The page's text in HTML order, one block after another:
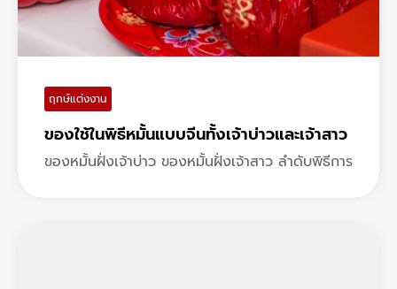
ฤกษ์แต่งงาน
ของใช้ในพิธีหมั้นแบบจีนทั้งเจ้าบ่าวและเจ้าสาว
ของหมั้นฝั่งเจ้าบ่าว ของหมั้นฝั่งเจ้าสาว ลำดับพิธีการ